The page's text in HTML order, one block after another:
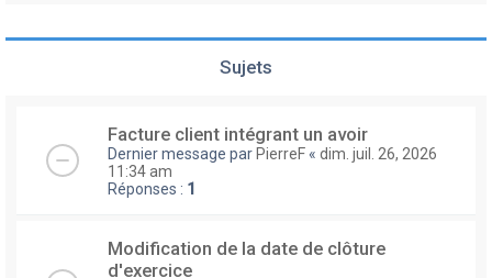
Sujets
Facture client intégrant un avoir
Dernier message parPierreF « dim. juil. 26, 2026
11:34 am
Réponses : 1
Modification de la date de clôture
d'exercice